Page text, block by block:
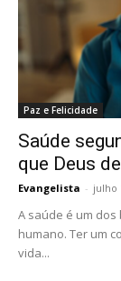
Paz e Felicidade
Saúde
que Deus
Evangelista - julho
A saúde é um
humano. Ter um
vida...